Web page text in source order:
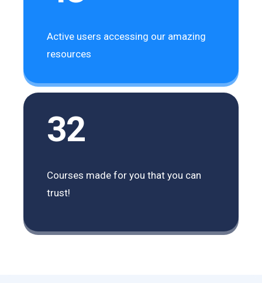
Active users accessing our amazing
resources
32
Courses made for you that you can
trust!